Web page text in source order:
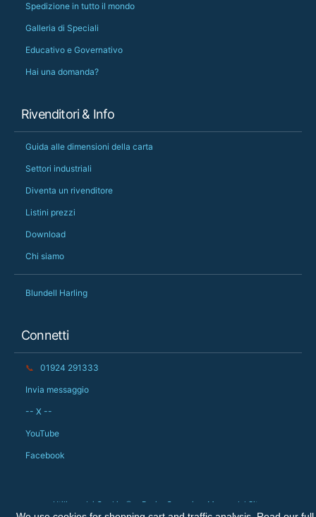
Spedizione in tutto il mondo
Galleria di Speciali
Educativo e Governativo
Hai una domanda?
Rivenditori & Info
Guida alle dimensioni della carta
Settori industriali
Diventa un rivenditore
Listini prezzi
Download
Chi siamo
Blundell Harling
Connetti
📞 01924 291333
Invia messaggio
-- X --
YouTube
Facebook
Utilizzo dei Cookie 🍪 Resi Garanzia
Mappa del Sito